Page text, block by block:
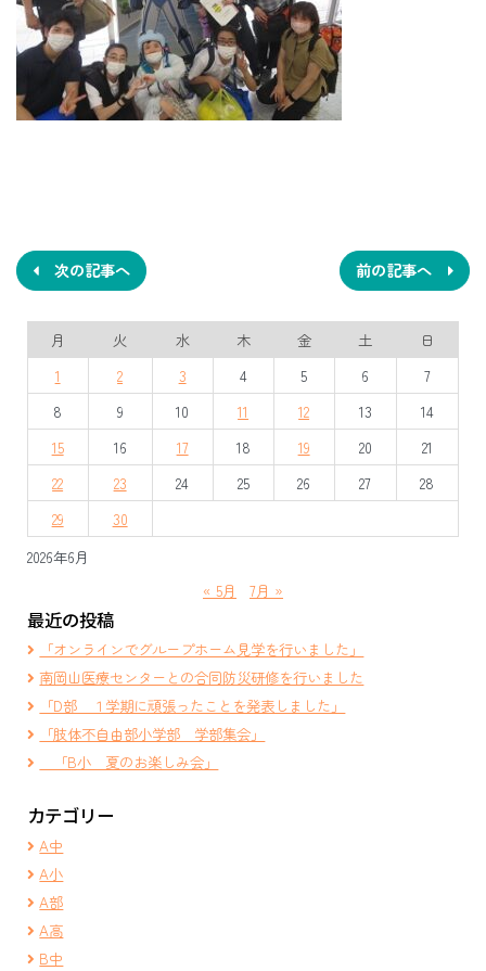
稿
ナ
ビ
ゲ
ー
シ
ョ
ン
前の記事へ
次の記事へ
2026年6月
月 火 水 木 金 土
日
1
2 3 4 5 6
7
8
9 10 11 12 13
14
15
16 17 18 19 20
21
22
23 24 25 26 27
28
29
30
« 5月 7月 »
最近の投稿
「オンラインでグループホーム見学を行いました」
南岡山医療センターとの合同防災研修を行いました
「D部 １学期に頑張ったことを発表しました」
「肢体不自由部小学部 学部集会」
「B小 夏のお楽しみ会」
カテゴリー
A中
A小
A部
A高
B中